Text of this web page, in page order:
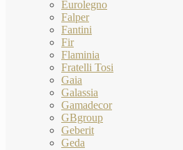
Eurolegno
Falper
Fantini
Fir
Flaminia
Fratelli Tosi
Gaia
Galassia
Gamadecor
GBgroup
Geberit
Geda